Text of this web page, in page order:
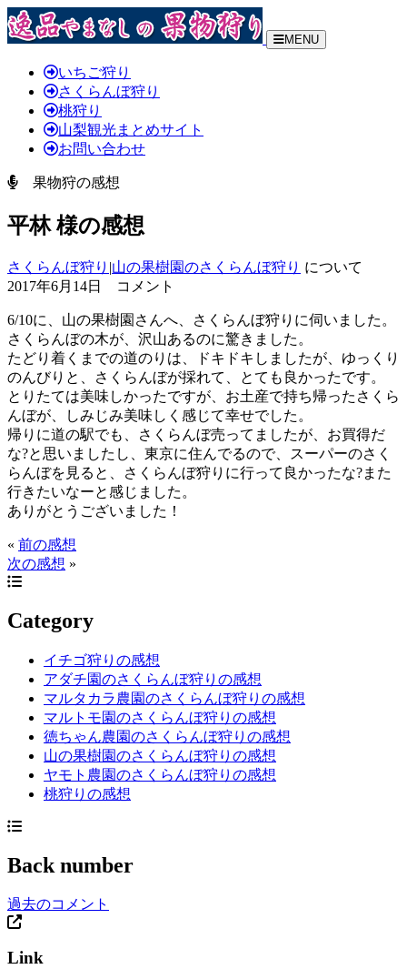
MENU
いちご狩り
さくらんぼ狩り
桃狩り
山梨観光まとめサイト
お問い合わせ
果物狩の感想
平林 様の感想
さくらんぼ狩り |山の果樹園のさくらんぼ狩り について
2017年6月14日 コメント
6/10に、山の果樹園さんへ、さくらんぼ狩りに伺いました。
さくらんぼの木が、沢山あるのに驚きました。
たどり着くまでの道のりは、ドキドキしましたが、ゆっくり
のんびりと、さくらんぼが採れて、とても良かったです。
とりたては美味しかったですが、お土産で持ち帰ったさくら
んぼが、しみじみ美味しく感じて幸せでした。
帰りに道の駅でも、さくらんぼ売ってましたが、お買得だ
な?と思いましたし、東京に住んでるので、スーパーのさく
らんぼを見ると、さくらんぼ狩りに行って良かったな?また
行きたいなーと感じました。
ありがとうございました！
« 前の感想
次の感想 »
Category
イチゴ狩りの感想
アダチ園のさくらんぼ狩りの感想
マルタカラ農園のさくらんぼ狩りの感想
マルトモ園のさくらんぼ狩りの感想
徳ちゃん農園のさくらんぼ狩りの感想
山の果樹園のさくらんぼ狩りの感想
ヤモト農園のさくらんぼ狩りの感想
桃狩りの感想
Back number
過去のコメント
Link